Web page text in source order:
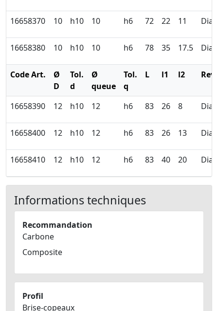
16658370 10 h10 10 h6 72 22 11
16658380 10 h10 10 h6 78 35 17.5
Code Art.
Ø
D
Tol.
d
Ø
queue
Tol.
q
L l1 l2
16658390 12 h10 12 h6 83 26 8
16658400 12 h10 12 h6 83 26 13
16658410 12 h10 12 h6 83 40 20
Informations techniques
Recommandation
Carbone
Composite
Profil
Brise-copeaux